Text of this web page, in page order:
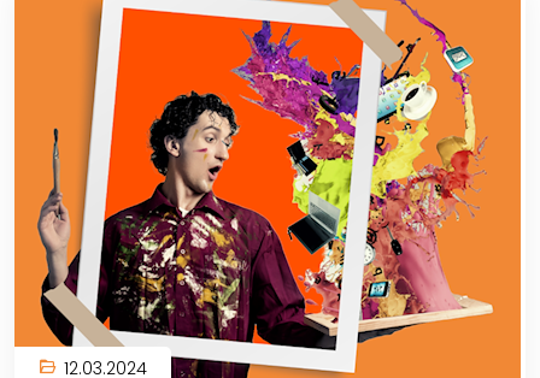
12.03.2024